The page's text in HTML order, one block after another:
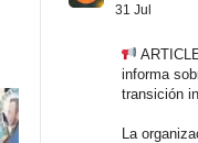
31 Jul
informa
transición
La